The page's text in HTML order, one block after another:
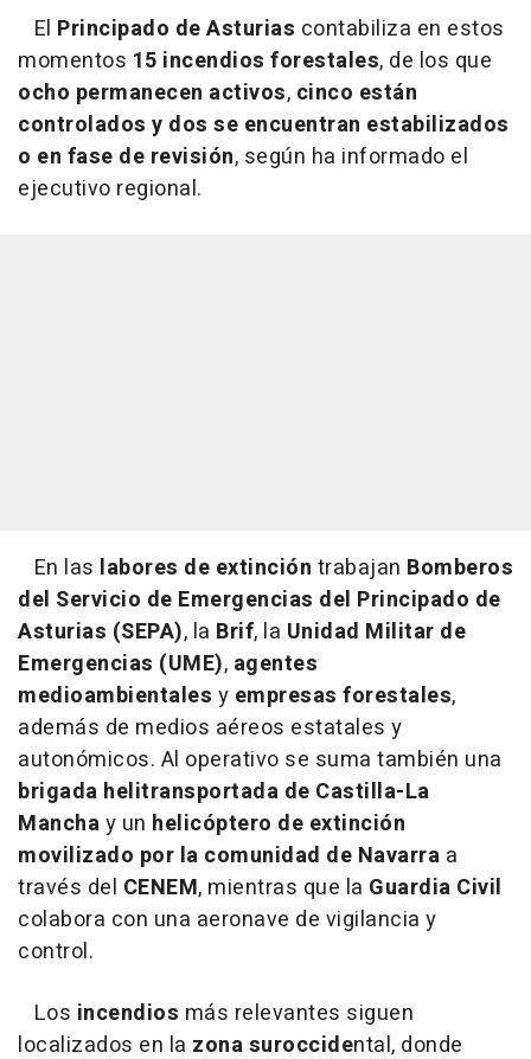
El Principado de Asturias contabiliza en estos
momentos 15 incendios forestales, de los que
ocho permanecen activos, cinco están
controlados y dos se encuentran estabilizados
o en fase de revisión, según ha informado el
ejecutivo regional.
En las labores de extinción trabajan Bomberos
del Servicio de Emergencias del Principado de
Asturias (SEPA), la Brif, la Unidad Militar de
Emergencias (UME), agentes
medioambientales y empresas forestales,
además de medios aéreos estatales y
autonómicos. Al operativo se suma también una
brigada helitransportada de Castilla-La
Manchay un helicóptero de extinción
movilizado por la comunidad de Navarra a
través del CENEM, mientras que la Guardia Civil
colabora con una aeronave de vigilancia y
control.
Los incendios más relevantes siguen
localizados en la zona suroccidental, donde